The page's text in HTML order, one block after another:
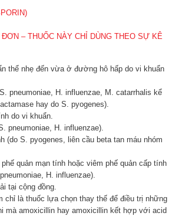
– THUỐC NÀY CHỈ DÙNG THEO SỰ KÊ
thể nhẹ đến vừa ở đường hô hấp do vi khuẩn
pneumoniae, H. influenzae, M. catarrhalis kể
hay do S. pyogenes).
do vi khuẩn.
pneumoniae, H. influenzae).
(do S. pyogenes, liên cầu beta tan máu nhóm
quản mạn tính hoặc viêm phế quản cấp tính
H. influenzae).
tại cộng đồng.
chỉ là thuốc lựa chọn thay thế để điều trị những
mà amoxicillin hay amoxicillin kết hợp với acid